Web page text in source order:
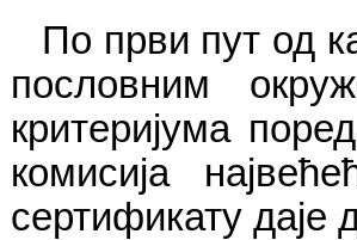
По први пут од
пословним
критеријума
комисија
сертификату даје